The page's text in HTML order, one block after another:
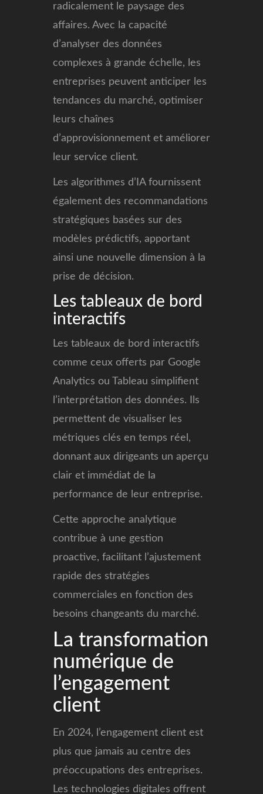
radicalement le paysage des
affaires. Avec la capacité
d’analyser des données
complexes à grande échelle, les
entreprises peuvent anticiper les
tendances du marché, optimiser
leurs chaînes
d’approvisionnement et améliorer
leur service client.
Les algorithmes d’IA fournissent
également des recommandations
stratégiques basées sur des
modèles prédictifs, apportant
ainsi une nouvelle dimension à la
prise de décision.
Les tableaux de bord
interactifs
Les tableaux de bord interactifs
comme ceux offerts par Google
Analytics ou Tableau simplifient
l’interprétation des données. Ils
permettent de visualiser les
métriques clés en temps réel,
donnant aux dirigeants un aperçu
clair et immédiat de la
performance de leur entreprise.
Cette approche analytique
contribue à une gestion
proactive, facilitant l’ajustement
rapide des stratégies
commerciales en fonction des
besoins changeants du marché.
La transformation
numérique de
l’engagement
client
En 2024, l’engagement client est
plus que jamais au centre des
préoccupations des entreprises.
Les technologies digitales offrent